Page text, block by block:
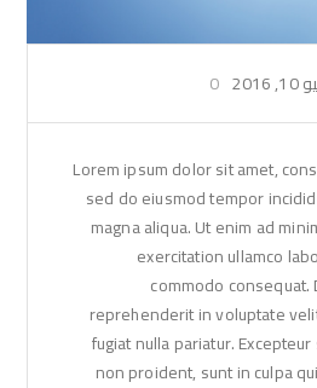
2016
0
Lorem ipsum dolor sit amet,
sed do eiusmod tempor
magna aliqua. Ut enim ad
exercitation ullamco
commodo
reprehenderit in voluptate
fugiat nulla pariatur.
non proident, sunt in culpa